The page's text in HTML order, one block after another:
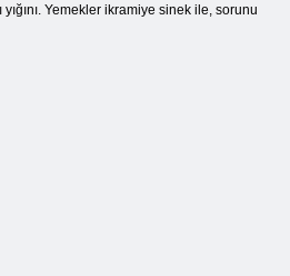
Yemekler ikramiye sinek ile, sorunu